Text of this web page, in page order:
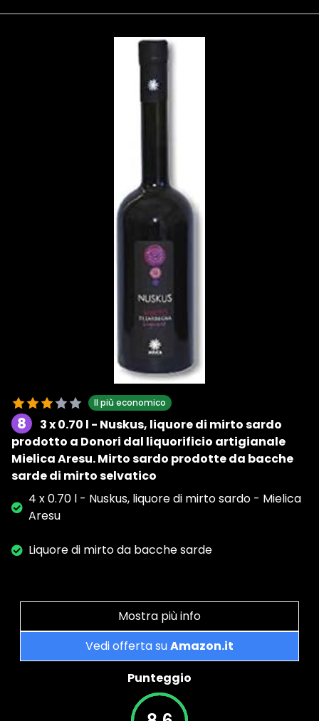
Il più economico
8
3 x 0.70 l - Nuskus, liquore di mirto sardo
prodotto a Donori dal liquorificio artigianale
Mielica Aresu. Mirto sardo prodotte da bacche
sarde di mirto selvatico
4 x 0.70 l - Nuskus, liquore di mirto sardo - Mielica
Aresu
Liquore di mirto da bacche sarde
Mostra più info
Vedi offerta suAmazon.it
Punteggio